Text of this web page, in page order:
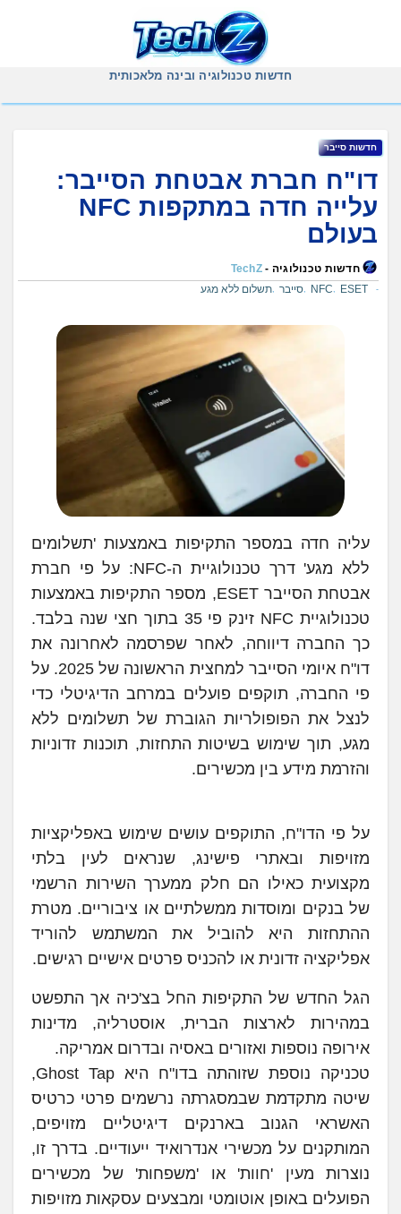
חדשות טכנולוגיה ובינה מלאכותית
‏חדשות ‏סייבר
דו"ח חברת אבטחת הסייבר:
עלייה חדה במתקפות NFC
בעולם
חדשות טכנולוגיה -TechZ
ESET
NFC סייבר תשלום ללא מגע
עליה חדה במספר התקיפות באמצעות 'תשלומים
ללא מגע' דרך טכנולוגיית ה-NFC: על פי חברת
אבטחת הסייבר ESET, מספר התקיפות באמצעות
טכנולוגיית NFC זינק פי 35 בתוך חצי שנה בלבד.
כך החברה דיווחה, לאחר שפרסמה לאחרונה את
דו"ח איומי הסייבר למחצית הראשונה של 2025. על
פי החברה, תוקפים פועלים במרחב הדיגיטלי כדי
לנצל את הפופולריות הגוברת של תשלומים ללא
מגע, תוך שימוש בשיטות התחזות, תוכנות זדוניות
והזרמת מידע בין מכשירים.
על פי הדו"ח, התוקפים עושים שימוש באפליקציות
מזויפות ובאתרי פישינג, שנראים לעין בלתי
מקצועית כאילו הם חלק ממערך השירות הרשמי
של בנקים ומוסדות ממשלתיים או ציבוריים. מטרת
ההתחזות היא להוביל את המשתמש להוריד
אפליקציה זדונית או להכניס פרטים אישיים רגישים.
הגל החדש של התקיפות החל בצ'כיה אך התפשט
במהירות לארצות הברית, אוסטרליה, מדינות
אירופה נוספות ואזורים באסיה ובדרום אמריקה.
טכניקה נוספת שזוהתה בדו"ח היא Ghost Tap,
שיטה מתקדמת שבמסגרתה נרשמים פרטי כרטיס
האשראי הגנוב בארנקים דיגיטליים מזויפים,
המותקנים על מכשירי אנדרואיד ייעודיים. בדרך זו,
נוצרות מעין 'חוות' או 'משפחות' של מכשירים
הפועלים באופן אוטומטי ומבצעים עסקאות מזויפות